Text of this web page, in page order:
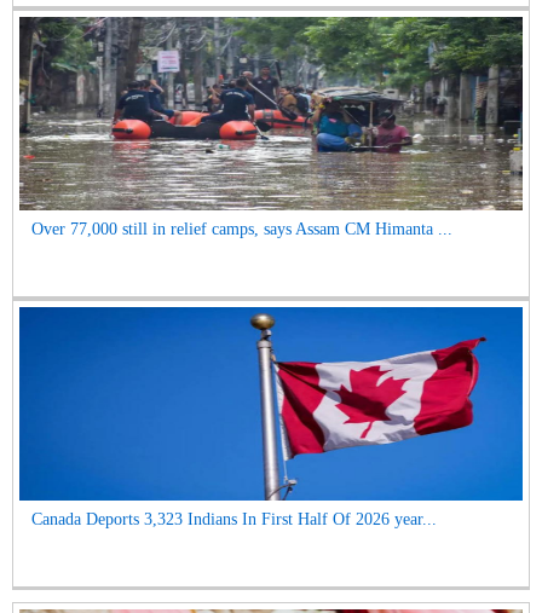
Over 77,000 still in relief camps, says Assam CM Himanta ...
Canada Deports 3,323 Indians In First Half Of 2026 year...